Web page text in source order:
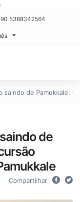
5388342564
saindo de Pamukkale:
de
Compartilhar